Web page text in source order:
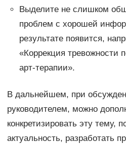
Выделите не слишком
проблем с хорошей
результате появится,
«Коррекция тревожности
арт-терапии».
В дальнейшем, при
руководителем, можно
конкретизировать эту тему,
актуальность, разработать